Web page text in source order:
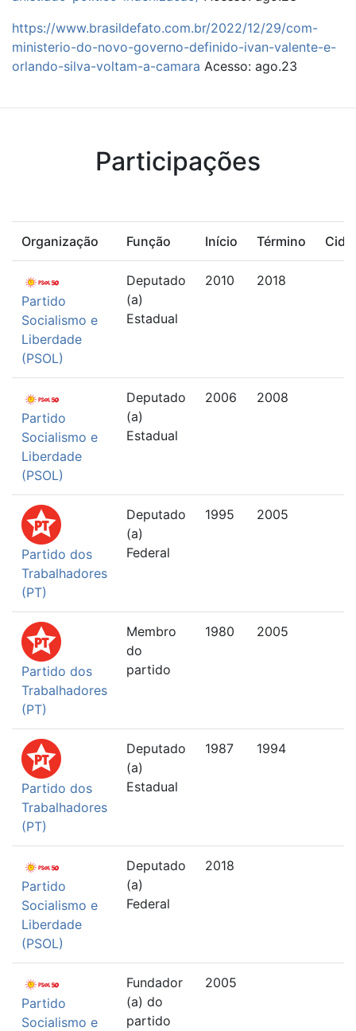
https://www.brasildefato.com.br/2022/12/29/com-
ministerio-do-novo-governo-definido-ivan-valente-e-
orlando-silva-voltam-a-camara Acesso: ago.23
Participações
Organização Função Início Término
Partido
Socialismo e
Liberdade
(PSOL)
Deputado
(a)
Estadual
2010 2018
Partido
Socialismo e
Liberdade
(PSOL)
Deputado
(a)
Estadual
2006 2008
Partido dos
Trabalhadores
(PT)
Deputado
(a)
Federal
1995 2005
Partido dos
Trabalhadores
(PT)
Membro
do
partido
1980 2005
Partido dos
Trabalhadores
(PT)
Deputado
(a)
Estadual
1987 1994
Partido
Socialismo e
Liberdade
(PSOL)
Deputado
(a)
Federal
2018
Partido
Socialismo e
Fundador
(a) do
partido
2005